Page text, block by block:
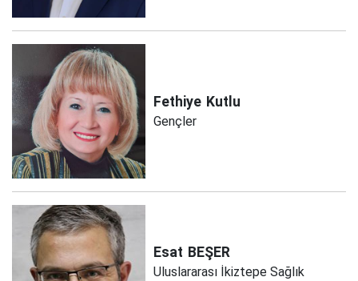
Fethiye Kutlu
Gençler
Esat BEŞER
Uluslararası İkiztepe Sağlık